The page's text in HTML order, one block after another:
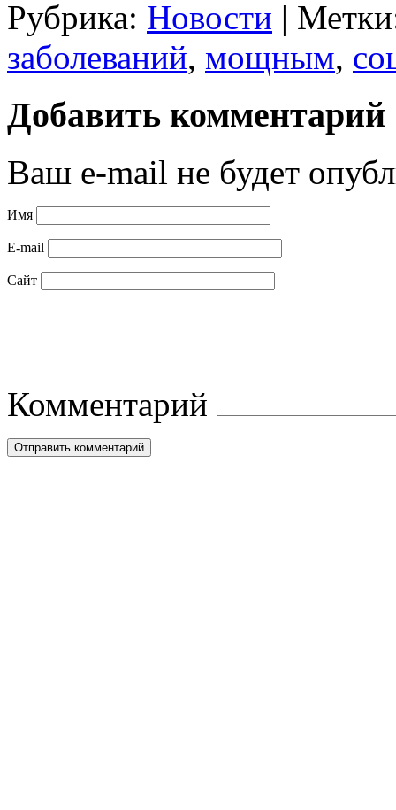
Рубрика: Новости |
заболеваний, мощным,
Добавить комментарий
Ваш e-mail не будет
Имя
E-mail
Сайт
Комментарий